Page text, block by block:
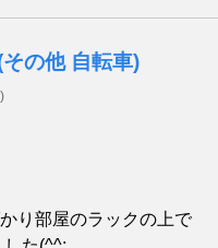
の他 自転車)
り部屋のラックの上で